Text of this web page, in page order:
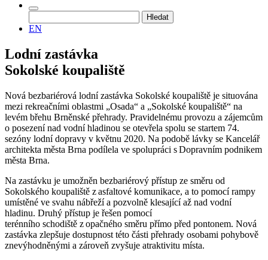
EN
Lodní zastávka
Sokolské koupaliště
Nová bezbariérová lodní zastávka Sokolské koupaliště je situována
mezi rekreačními oblastmi „Osada“ a „Sokolské koupaliště“ na
levém břehu Brněnské přehrady. Pravidelnému provozu a zájemcům
o posezení nad vodní hladinou se otevřela spolu se startem 74.
sezóny lodní dopravy v květnu 2020. Na podobě lávky se Kancelář
architekta města Brna podílela ve spolupráci s Dopravním podnikem
města Brna.
Na zastávku je umožněn bezbariérový přístup ze směru od
Sokolského koupaliště z asfaltové komunikace, a to pomocí rampy
umístěné ve svahu nábřeží a pozvolně klesající až nad vodní
hladinu. Druhý přístup je řešen pomocí
terénního schodiště z opačného směru přímo před pontonem. Nová
zastávka zlepšuje dostupnost této části přehrady osobami pohybově
znevýhodněnými a zároveň zvyšuje atraktivitu místa.